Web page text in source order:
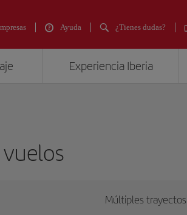
Ayuda ¿Tienes dudas?
Experiencia Iberia
Múltiples trayectos